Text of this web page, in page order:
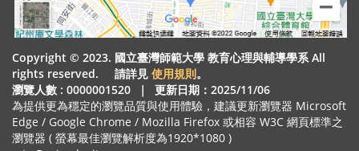
Copyright © 2023. 國立臺灣師範大學 教育心理與輔導學系 All
rights reserved. 請詳見 使用規則。
瀏覽人數 : 0000001520
｜
更新日期：2025/11/06
為提供更為穩定的瀏覽品質與使用體驗，建議更新瀏覽器 Microsoft
Edge / Google Chrome / Mozilla Firefox 或相容 W3C 網頁標準之
瀏覽器 ( 螢幕最佳瀏覽解析度為1920*1080 )